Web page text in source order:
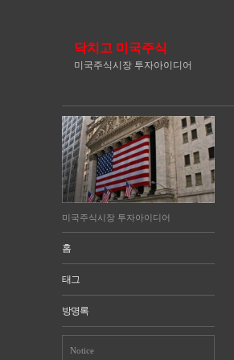
닥치고 미국주식
미국주식시장 투자아이디어
미국주식시장 투자아이디어
홈
태그
방명록
Notice